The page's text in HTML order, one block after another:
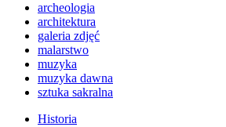
archeologia
architektura
galeria zdjęć
malarstwo
muzyka
muzyka dawna
sztuka sakralna
Historia